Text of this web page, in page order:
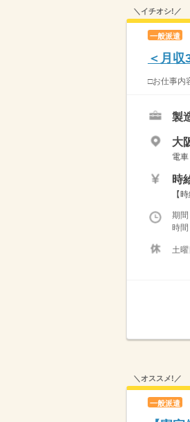
＼イチオシ!／
一般派遣
＜月
□お仕事内
製
大
電
時
【
期
時
土
＼オススメ!／
一般派遣